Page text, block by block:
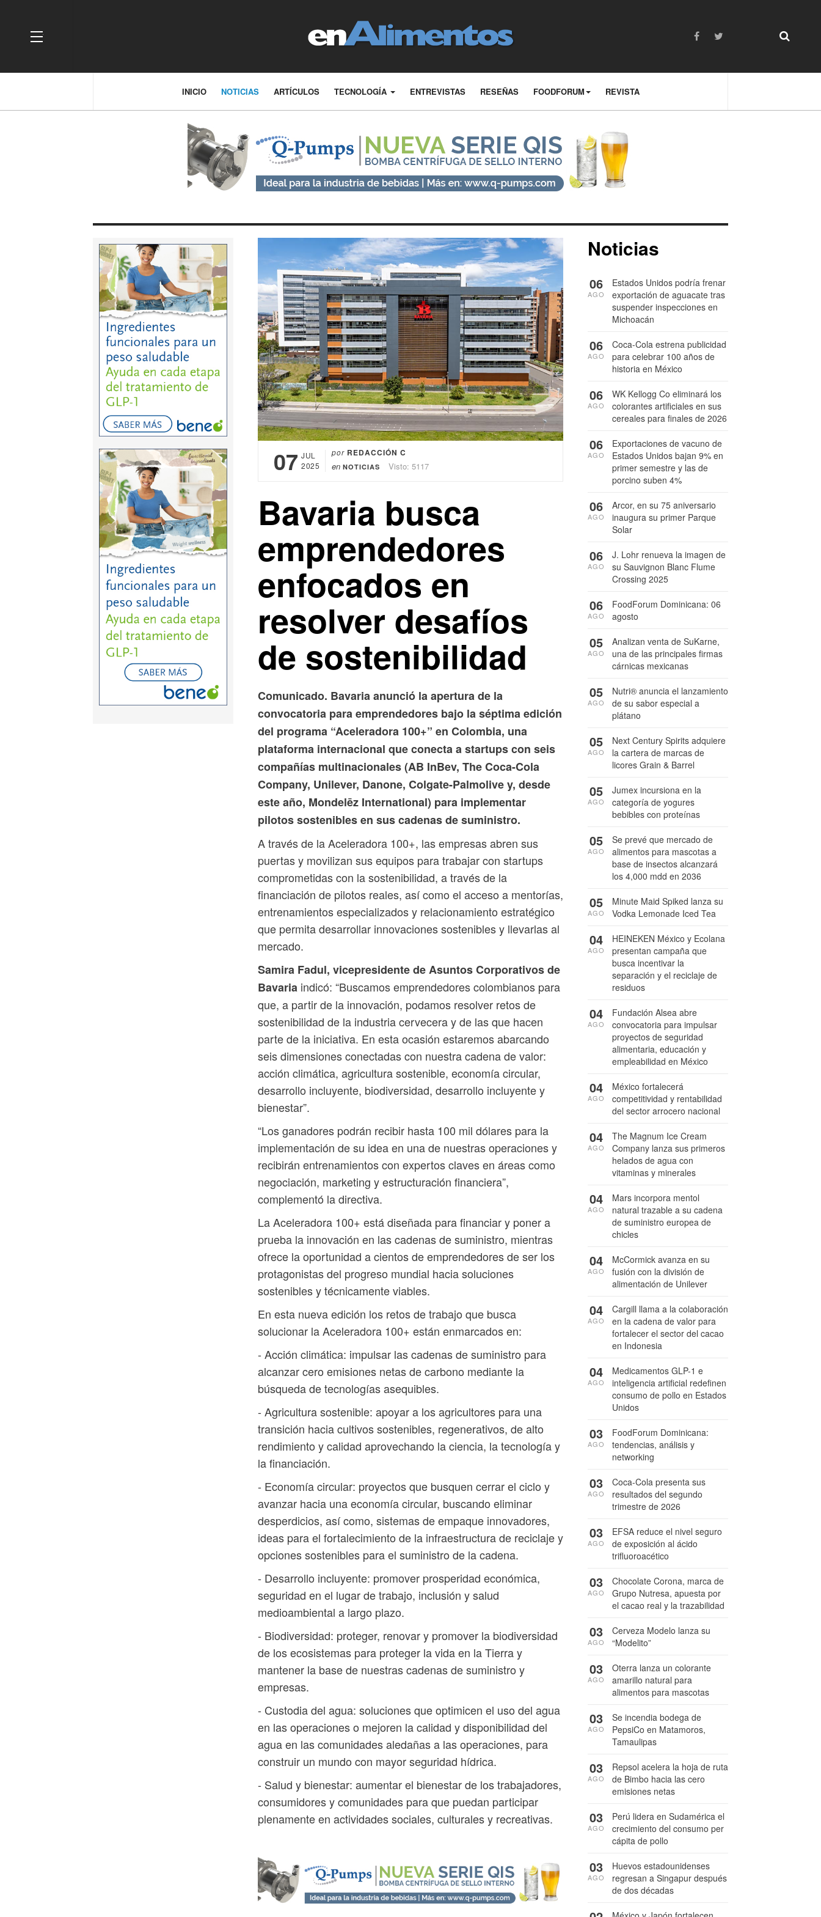
OFF CANVAS
INICIO NOTICIAS ARTÍCULOS TECNOLOGÍA ENTREVISTAS RESEÑAS FOODFORUM REVISTA
07 JUL
2025
por REDACCIÓN C
en NOTICIAS Visto: 5117
Bavaria busca
emprendedores
enfocados en
resolver desafíos
de sostenibilidad
Comunicado. Bavaria anunció la apertura de la
convocatoria para emprendedores bajo la séptima edición
del programa “Aceleradora 100+” en Colombia, una
plataforma internacional que conecta a startups con seis
compañías multinacionales (AB InBev, The Coca-Cola
Company, Unilever, Danone, Colgate-Palmolive y, desde
este año, Mondelēz International) para implementar
pilotos sostenibles en sus cadenas de suministro.
A través de la Aceleradora 100+, las empresas abren sus
puertas y movilizan sus equipos para trabajar con startups
comprometidas con la sostenibilidad, a través de la
financiación de pilotos reales, así como el acceso a mentorías,
entrenamientos especializados y relacionamiento estratégico
que permita desarrollar innovaciones sostenibles y llevarlas al
mercado.
Samira Fadul, vicepresidente de Asuntos Corporativos de
Bavaria indicó: “Buscamos emprendedores colombianos para
que, a partir de la innovación, podamos resolver retos de
sostenibilidad de la industria cervecera y de las que hacen
parte de la iniciativa. En esta ocasión estaremos abarcando
seis dimensiones conectadas con nuestra cadena de valor:
acción climática, agricultura sostenible, economía circular,
desarrollo incluyente, biodiversidad, desarrollo incluyente y
bienestar”.
“Los ganadores podrán recibir hasta 100 mil dólares para la
implementación de su idea en una de nuestras operaciones y
recibirán entrenamientos con expertos claves en áreas como
negociación, marketing y estructuración financiera”,
complementó la directiva.
La Aceleradora 100+ está diseñada para financiar y poner a
prueba la innovación en las cadenas de suministro, mientras
ofrece la oportunidad a cientos de emprendedores de ser los
protagonistas del progreso mundial hacia soluciones
sostenibles y técnicamente viables.
En esta nueva edición los retos de trabajo que busca
solucionar la Aceleradora 100+ están enmarcados en:
- Acción climática: impulsar las cadenas de suministro para
alcanzar cero emisiones netas de carbono mediante la
búsqueda de tecnologías asequibles.
- Agricultura sostenible: apoyar a los agricultores para una
transición hacia cultivos sostenibles, regenerativos, de alto
rendimiento y calidad aprovechando la ciencia, la tecnología y
la financiación.
- Economía circular: proyectos que busquen cerrar el ciclo y
avanzar hacia una economía circular, buscando eliminar
desperdicios, así como, sistemas de empaque innovadores,
ideas para el fortalecimiento de la infraestructura de reciclaje y
opciones sostenibles para el suministro de la cadena.
- Desarrollo incluyente: promover prosperidad económica,
seguridad en el lugar de trabajo, inclusión y salud
medioambiental a largo plazo.
- Biodiversidad: proteger, renovar y promover la biodiversidad
de los ecosistemas para proteger la vida en la Tierra y
mantener la base de nuestras cadenas de suministro y
empresas.
- Custodia del agua: soluciones que optimicen el uso del agua
en las operaciones o mejoren la calidad y disponibilidad del
agua en las comunidades aledañas a las operaciones, para
construir un mundo con mayor seguridad hídrica.
- Salud y bienestar: aumentar el bienestar de los trabajadores,
consumidores y comunidades para que puedan participar
plenamente en actividades sociales, culturales y recreativas.
Noticias
Estados Unidos podría frenar
exportación de aguacate tras
suspender inspecciones en
Michoacán
06
AGO
Coca-Cola estrena publicidad
para celebrar 100 años de
historia en México
06
AGO
WK Kellogg Co eliminará los
colorantes artificiales en sus
cereales para finales de 2026
06
AGO
Exportaciones de vacuno de
Estados Unidos bajan 9% en
primer semestre y las de
porcino suben 4%
06
AGO
Arcor, en su 75 aniversario
inaugura su primer Parque
Solar
06
AGO
J. Lohr renueva la imagen de
su Sauvignon Blanc Flume
Crossing 2025
06
AGO
FoodForum Dominicana: 06
agosto
06
AGO
Analizan venta de SuKarne,
una de las principales firmas
cárnicas mexicanas
05
AGO
Nutri® anuncia el lanzamiento
de su sabor especial a
plátano
05
AGO
Next Century Spirits adquiere
la cartera de marcas de
licores Grain & Barrel
05
AGO
Jumex incursiona en la
categoría de yogures
bebibles con proteínas
05
AGO
Se prevé que mercado de
alimentos para mascotas a
base de insectos alcanzará
los 4,000 mdd en 2036
05
AGO
Minute Maid Spiked lanza su
Vodka Lemonade Iced Tea
05
AGO
HEINEKEN México y Ecolana
presentan campaña que
busca incentivar la
separación y el reciclaje de
residuos
04
AGO
Fundación Alsea abre
convocatoria para impulsar
proyectos de seguridad
alimentaria, educación y
empleabilidad en México
04
AGO
México fortalecerá
competitividad y rentabilidad
del sector arrocero nacional
04
AGO
The Magnum Ice Cream
Company lanza sus primeros
helados de agua con
vitaminas y minerales
04
AGO
Mars incorpora mentol
natural trazable a su cadena
de suministro europea de
chicles
04
AGO
McCormick avanza en su
fusión con la división de
alimentación de Unilever
04
AGO
Cargill llama a la colaboración
en la cadena de valor para
fortalecer el sector del cacao
en Indonesia
04
AGO
Medicamentos GLP-1 e
inteligencia artificial redefinen
consumo de pollo en Estados
Unidos
04
AGO
FoodForum Dominicana:
tendencias, análisis y
networking
03
AGO
Coca-Cola presenta sus
resultados del segundo
trimestre de 2026
03
AGO
EFSA reduce el nivel seguro
de exposición al ácido
trifluoroacético
03
AGO
Chocolate Corona, marca de
Grupo Nutresa, apuesta por
el cacao real y la trazabilidad
03
AGO
Cerveza Modelo lanza su
“Modelito”
03
AGO
Oterra lanza un colorante
amarillo natural para
alimentos para mascotas
03
AGO
Se incendia bodega de
PepsiCo en Matamoros,
Tamaulipas
03
AGO
Repsol acelera la hoja de ruta
de Bimbo hacia las cero
emisiones netas
03
AGO
Perú lidera en Sudamérica el
crecimiento del consumo per
cápita de pollo
03
AGO
Huevos estadounidenses
regresan a Singapur después
de dos décadas
03
AGO